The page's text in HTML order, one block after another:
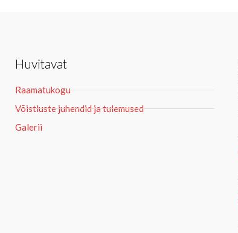
Huvitavat
Raamatukogu
Võistluste juhendid ja tulemused
Galerii